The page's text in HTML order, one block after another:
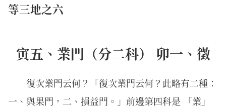
等三地之六
寅五、業門（分二科） 卯一、徵
復次業門云何？「復次業門云何？此略有二種：
一、與果門，二、損益門。」前邊第四科是 「業」